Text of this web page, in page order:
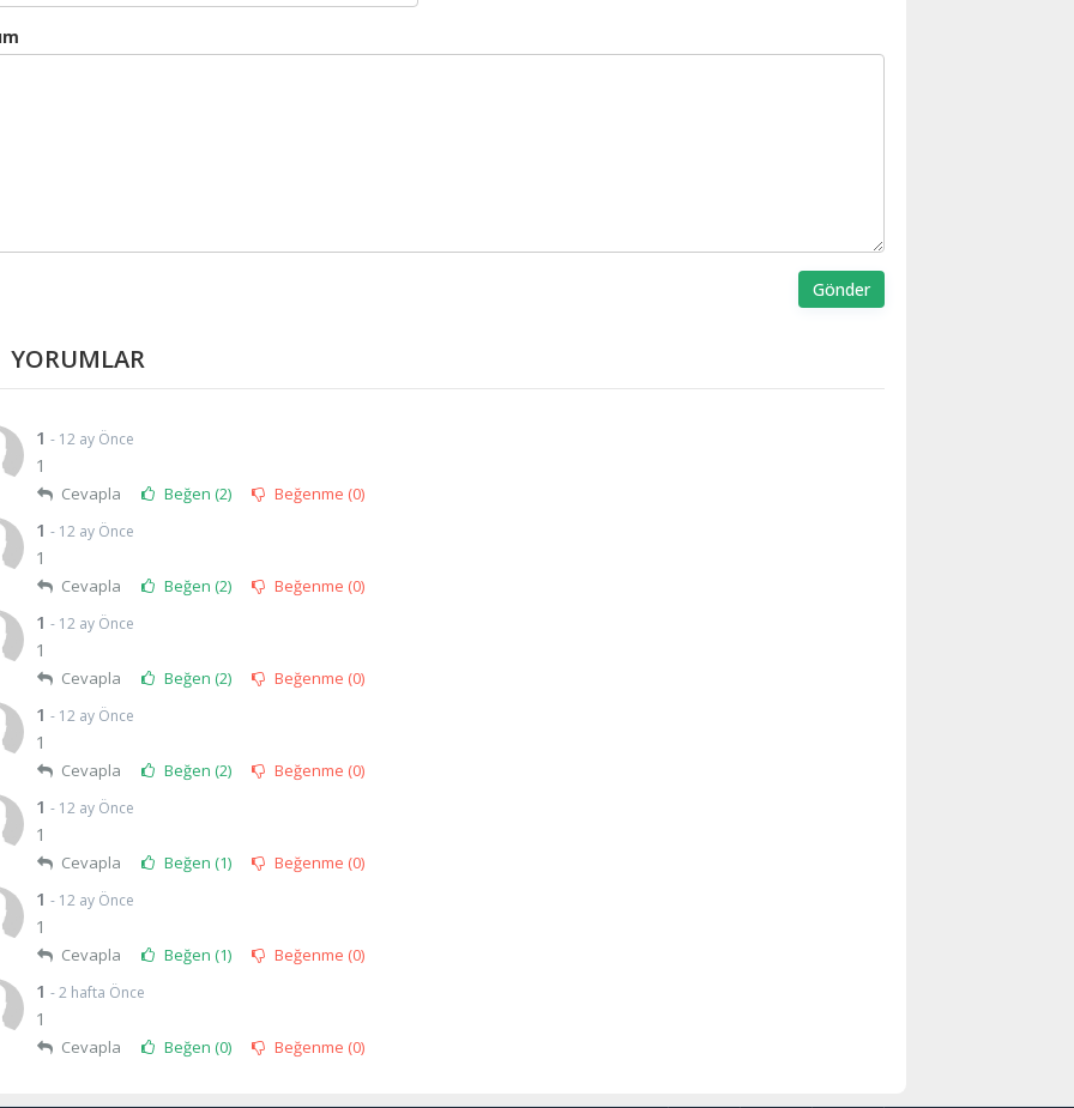
Gönder
YORUMLAR
1 - 12 ay Önce
1
Cevapla Beğen (2) Beğenme (0)
1 - 12 ay Önce
1
Cevapla Beğen (2) Beğenme (0)
1 - 12 ay Önce
1
Cevapla Beğen (2) Beğenme (0)
1 - 12 ay Önce
1
Cevapla Beğen (2) Beğenme (0)
1 - 12 ay Önce
1
Cevapla Beğen (1) Beğenme (0)
1 - 12 ay Önce
1
Cevapla Beğen (1) Beğenme (0)
1 - 2 hafta Önce
1
Cevapla Beğen (0) Beğenme (0)